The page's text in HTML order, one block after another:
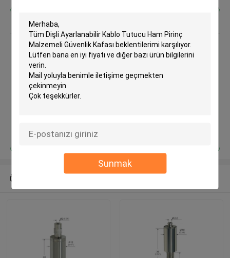
Sunmak
Tüm Dişli Ayarlanabilir Kablo
Tutucu Ham Pirinç Malzemeli
Güvenlik Kafası
Önerilen Ürünler